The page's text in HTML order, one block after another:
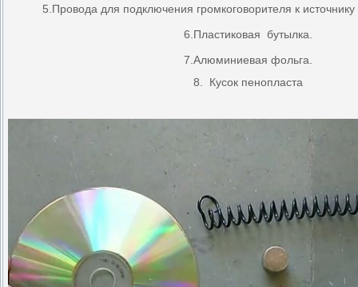
5.Провода для подключения громкоговорителя к источнику
6.Пластиковая бутылка.
7.Алюминиевая фольга.
8. Кусок пенопласта